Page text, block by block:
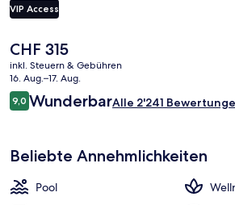
Massagen, Aromatherapie und
verwöhnt werden. A'la Carte Hanedan, eins
Highlights bietet diese Unterkunft im
Bars/Lounges, einen Nachtclub und einen
Andere Reisende lieben den Pool und das
VIP Access
Der
aktuelle
Preis
beträgt
CHF 315.
CHF 315
inkl. Steuern & Gebühren
16. Aug.–17. Aug.
Bewertungen
9,09,0 von 10.
WunderbarAlle 2'241
Beliebte Annehmlichkeiten
Pool